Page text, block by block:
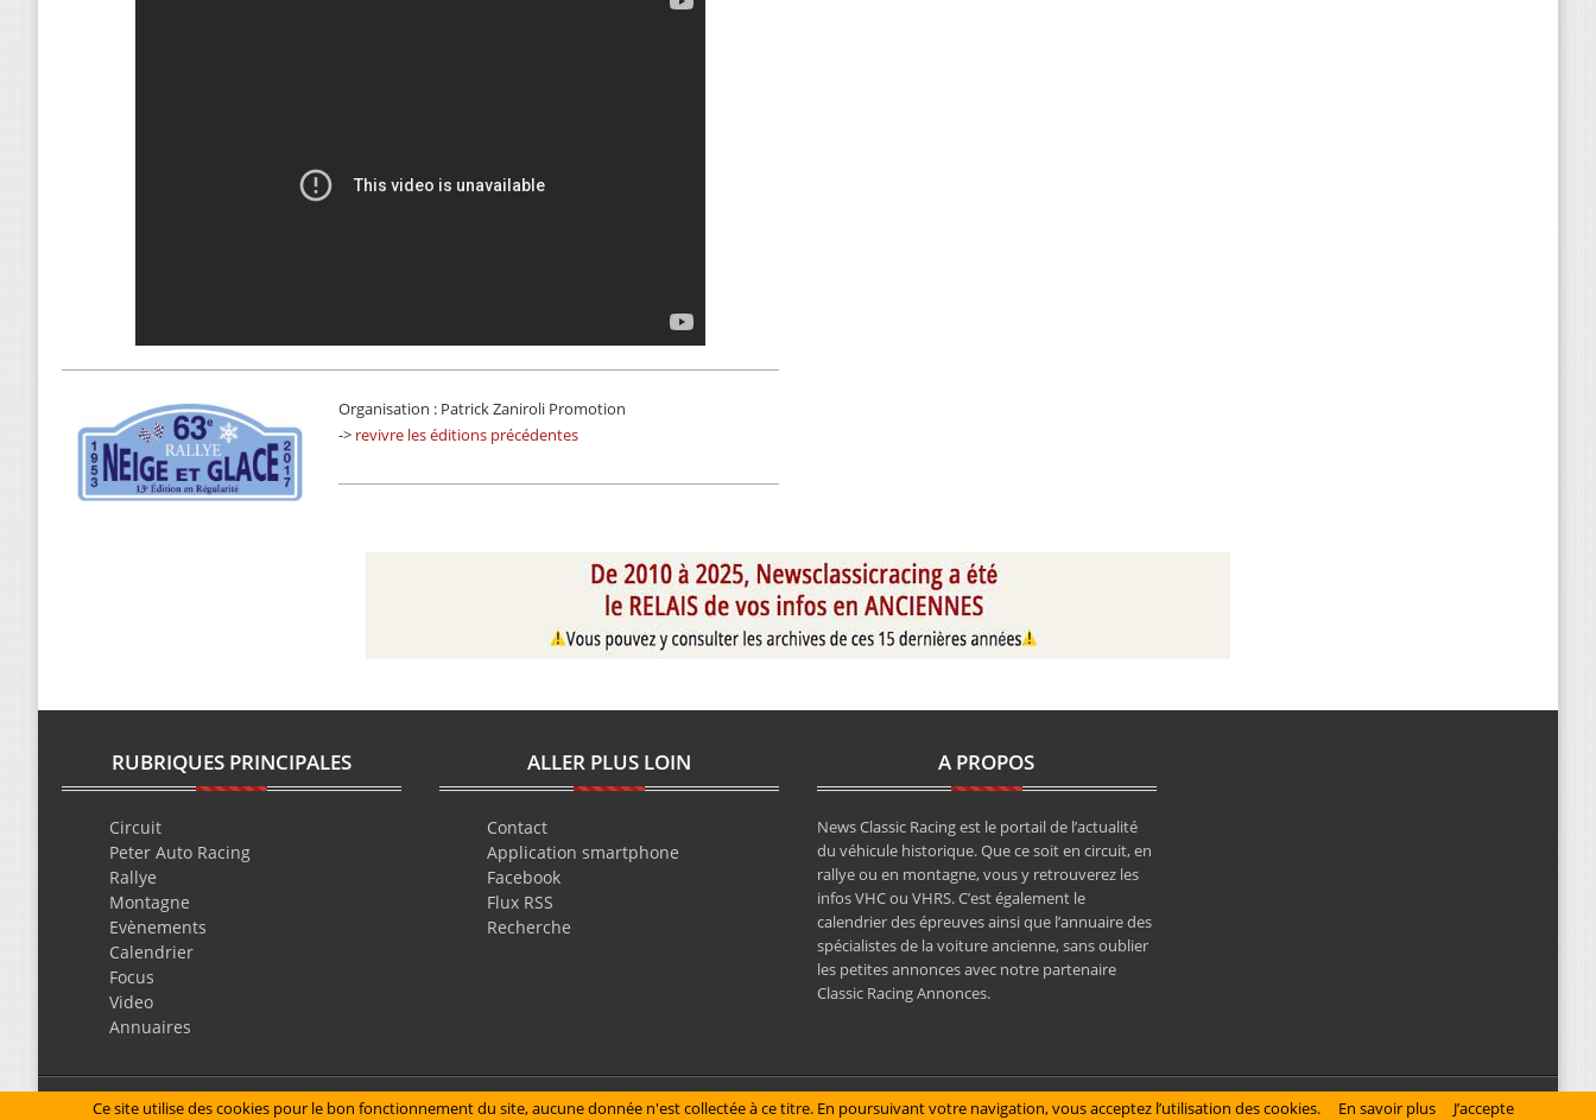
Organisation : Patrick Zaniroli Promotion
-> revivre les éditions précédentes
RUBRIQUES PRINCIPALES
Circuit
Peter Auto Racing
Rallye
Montagne
Evènements
Calendrier
Focus
Video
Annuaires
ALLER PLUS LOIN
Contact
Application smartphone
Facebook
Flux RSS
Recherche
A PROPOS
News Classic Racing est le portail de l’actualité
du véhicule historique. Que ce soit en circuit, en
rallye ou en montagne, vous y retrouverez les
infos VHC ou VHRS. C’est également le
calendrier des épreuves ainsi que l’annuaire des
spécialistes de la voiture ancienne, sans oublier
les petites annonces avec notre partenaire
Classic Racing Annonces.
Mentions légales © Copyright 2026 NewsClassicRacing, tous droits réservés
Ce site utilise des cookies pour le bon fonctionnement du site, aucune donnée n'est collectée à ce titre. En poursuivant votre navigation, vous acceptez l’utilisation des cookies. En savoir plus J’accepte